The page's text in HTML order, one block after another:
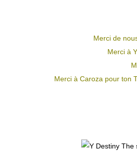
Merci de
Merci à
Merci à Caroza pour ton